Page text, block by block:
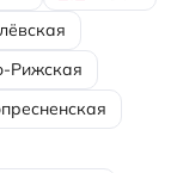
Рижская